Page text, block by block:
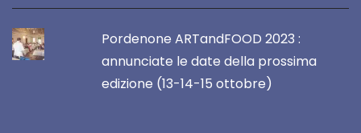
Pordenone ARTandFOOD 2023 :
annunciate le date della prossima
edizione (13-14-15 ottobre)